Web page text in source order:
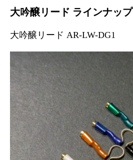
大吟醸リード ラインナップ
大吟醸リード AR-LW-DG1